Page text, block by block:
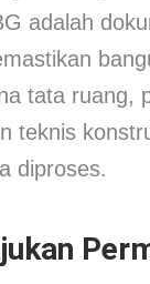
adalah
tata ruang,
teknis
diproses.